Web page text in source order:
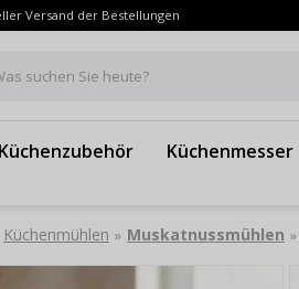
Versand der Bestellungen
suchen Sie heute?
Küchenzubehör Küchenmesser
Küchenmühlen » Muskatnussmühlen »